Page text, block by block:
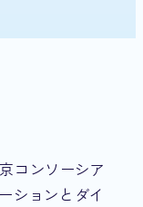
コンソーシア
ションとダイ